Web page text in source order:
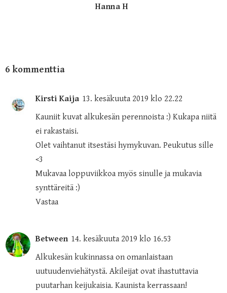
Hanna H
6 kommenttia
Kirsti Kaija 13. kesäkuuta 2019 klo 22.22
Kauniit kuvat alkukesän perennoista :) Kukapa niitä
ei rakastaisi.
Olet vaihtanut itsestäsi hymykuvan. Peukutus sille
<3
Mukavaa loppuviikkoa myös sinulle ja mukavia
synttäreitä :)
Vastaa
Between 14. kesäkuuta 2019 klo 16.53
Alkukesän kukinnassa on omanlaistaan
uutuudenviehätystä. Akileijat ovat ihastuttavia
puutarhan keijukaisia. Kaunista kerrassaan!